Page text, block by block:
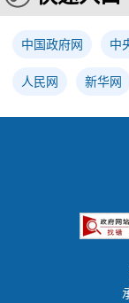
中国政府网 中
人民网 新华网